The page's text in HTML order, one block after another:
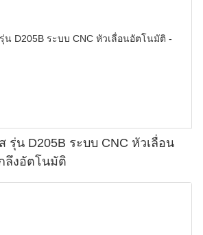
รุ่น D205B ระบบ CNC หัวเลื่อน
ลึงอัตโนมัติ